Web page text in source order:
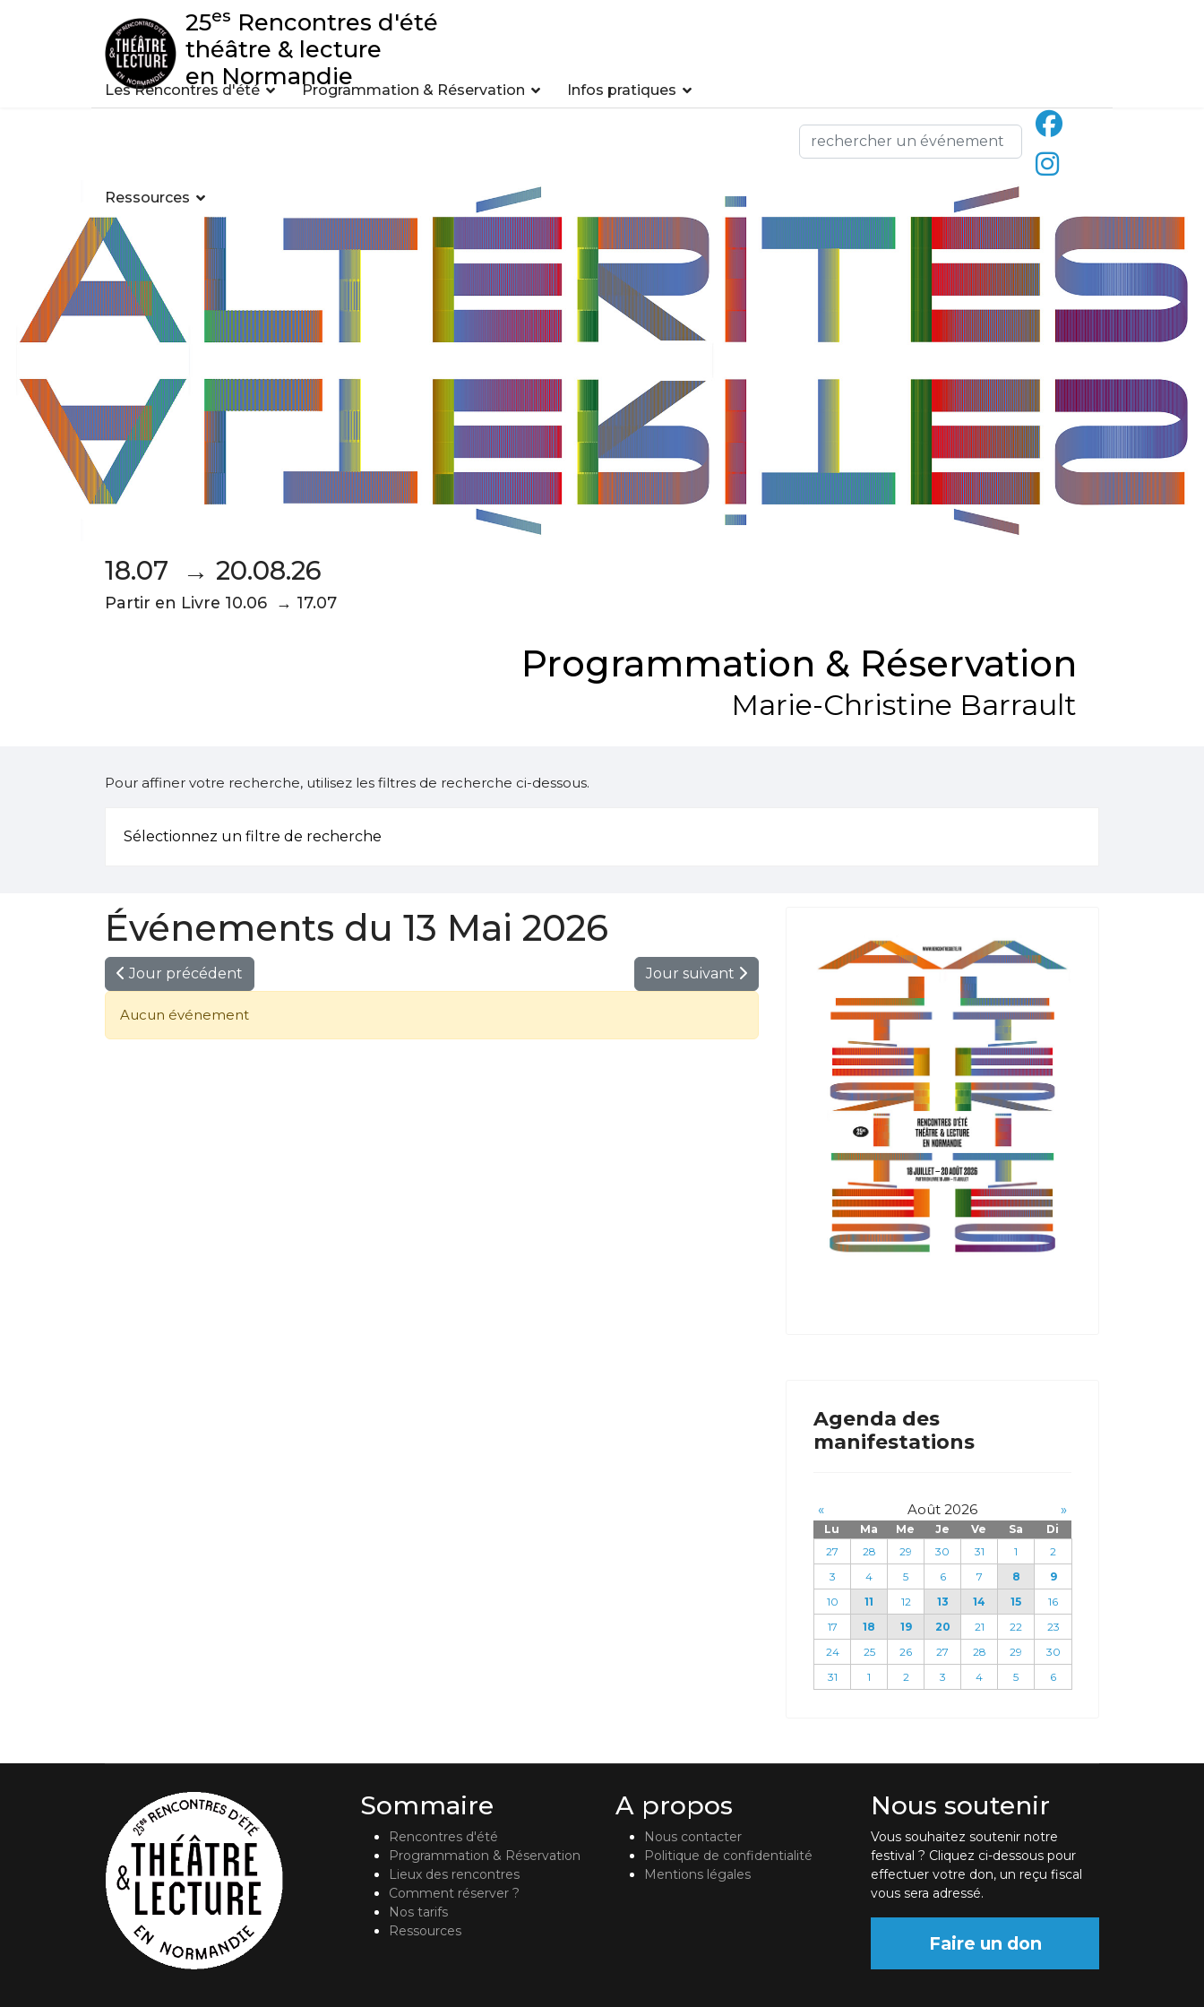
25es Rencontres d'été
théâtre & lecture
en Normandie
Les Rencontres d'été Programmation & Réservation Infos pratiques
Ressources
18.07 → 20.08.26
Partir en Livre 10.06 → 17.07
Programmation & Réservation
Marie-Christine Barrault
Pour affiner votre recherche, utilisez les filtres de recherche ci-dessous.
Sélectionnez un filtre de recherche
Événements du 13 Mai 2026
Jour précédent Jour suivant
Aucun événement
Agenda des
manifestations
« Août 2026 »
Lu Ma Me Je Ve Sa
Di
27
28 29 30 31 1
2
3
4 5 6 7 8
9
10
11 12 13 14 15
16
17
18 19 20 21 22
23
24
25 26 27 28 29
30
31
1 2 3 4 5 6
Sommaire
Rencontres d'été
Programmation & Réservation
Lieux des rencontres
Comment réserver ?
Nos tarifs
Ressources
A propos
Nous contacter
Politique de confidentialité
Mentions légales
Nous soutenir
Vous souhaitez soutenir notre
festival ? Cliquez ci-dessous pour
effectuer votre don, un reçu fiscal
vous sera adressé.
Faire un don